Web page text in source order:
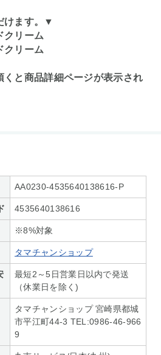
けます。▼
クリーム
クリーム
と商品詳細ページが表示され
AA0230-4535640138616-P
4535640138616
※8%対象
タマチャンショップ
最短2～5日営業日以内で発送
（休業日を除く)
タマチャンショップ 宮崎県都城
市平江町44-3 TEL:0986-46-966
9